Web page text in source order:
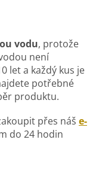
vodu, protože
není
let a každý kus je
potřebné
produktu.
přes náš e-
do 24 hodin